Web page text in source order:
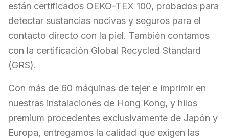
están certificados OEKO-TEX 100, probados para
detectar sustancias nocivas y seguros para el
contacto directo con la piel. También contamos
con la certificación Global Recycled Standard
(GRS).
Con más de 60 máquinas de tejer e imprimir en
nuestras instalaciones de Hong Kong, y hilos
premium procedentes exclusivamente de Japón y
Europa, entregamos la calidad que exigen las